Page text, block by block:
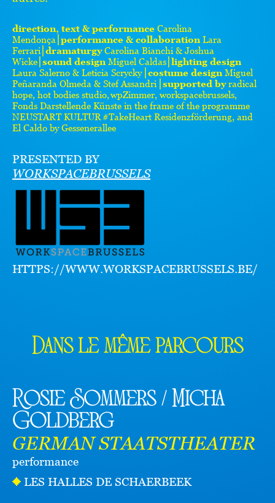
direction, text & performance Carolina
Mendonça⎮ performance & collaboration Lara
Ferrari⎮ dramaturgyCarolina Bianchi & Joshua
Wicke⎮ sound design Miguel Caldas⎮ lighting design
Laura Salerno & Leticia Scrycky ⎮ costume design Miguel
Peñaranda Olmeda & Stef Assandri ⎮ supported byradical
hope, hot bodies studio, wpZimmer, workspacebrussels,
Fonds Darstellende Künste in the frame of the programme
NEUSTART KULTUR #TakeHeart Residenzförderung, and
El Caldo by Gessenerallee
PRESENTED BY
WORKSPACEBRUSSELS
HTTPS://WWW.WORKSPACEBRUSSELS.BE/
Dans le même parcours
Rosie Sommers / Micha
Goldberg
GERMAN STAATSTHEATER
performance
LES HALLES DE SCHAERBEEK